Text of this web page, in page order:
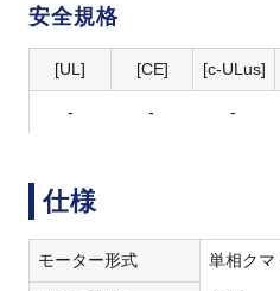
安全規格
[UL] [CE] [c-ULus]
- - -
仕様
モーター形式 単相クマ